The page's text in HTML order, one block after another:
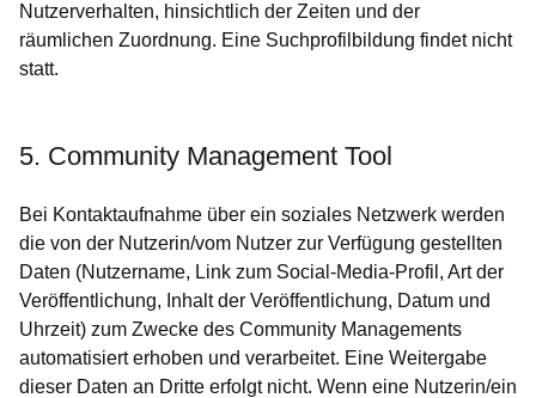
Nutzerverhalten, hinsichtlich der Zeiten und der
räumlichen Zuordnung. Eine Suchprofilbildung findet nicht
statt.
5. Community Management Tool
Bei Kontaktaufnahme über ein soziales Netzwerk werden
die von der Nutzerin/vom Nutzer zur Verfügung gestellten
Daten (Nutzername, Link zum Social-Media-Profil, Art der
Veröffentlichung, Inhalt der Veröffentlichung, Datum und
Uhrzeit) zum Zwecke des Community Managements
automatisiert erhoben und verarbeitet. Eine Weitergabe
dieser Daten an Dritte erfolgt nicht. Wenn eine Nutzerin/ein